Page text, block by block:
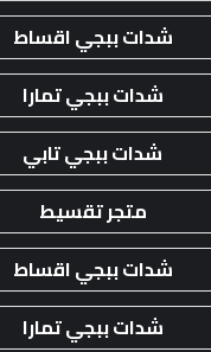
شدات ببجي اقساط
شدات ببجي تمارا
شدات ببجي تابي
متجر تقسيط
شدات ببجي اقساط
شدات ببجي تمارا